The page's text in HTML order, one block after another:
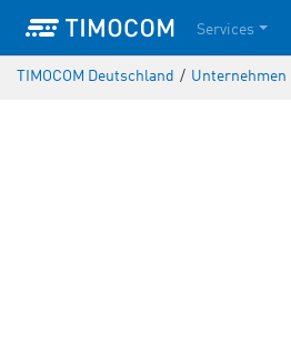
Services
TIMOCOM Deutschland / Unternehmen